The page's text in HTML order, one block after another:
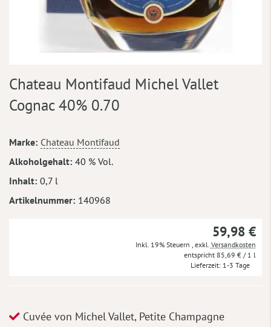
Anfang
der
Bildergalerie
Chateau Montifaud Michel Vallet
Cognac 40% 0.70
Mehr
Informationen
Marke Chateau Montifaud
Alkoholgehalt 40 % Vol.
Inhalt 0,7 l
Artikelnummer 140968
59,98 €
Inkl. 19% Steuern exkl. Versandkosten
85,69 € / 1 l
Lieferzeit 1-3 Tage
Cuvée von Michel Vallet, Petite Champagne